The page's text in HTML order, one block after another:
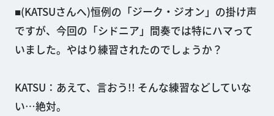
■(KATSUさんへ)恒例の「ジーク・ジオン」の掛け声
ですが、今回の「シドニア」間奏では特にハマって
いました。やはり練習されたのでしょうか？
KATSU：あえて、言おう!! そんな練習などしていな
い…絶対。